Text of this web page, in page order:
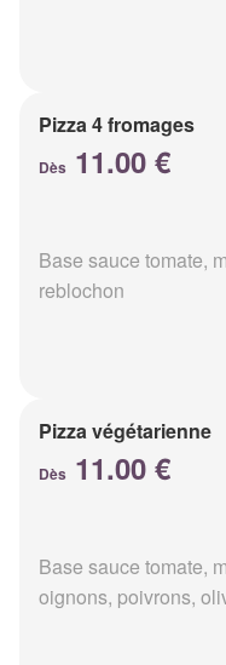
Pizza 4 fromages
Dès 11.00 €
Base sauce tomate,
reblochon
Pizza végétarienne
Dès 11.00 €
Base sauce tomate,
oignons, poivrons,